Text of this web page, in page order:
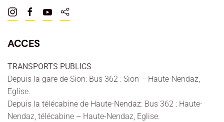
ACCES
TRANSPORTS PUBLICS
Depuis la gare de Sion: Bus 362 : Sion – Haute-Nendaz,
Eglise.
Depuis la télécabine de Haute-Nendaz: Bus 362 : Haute-
Nendaz, télécabine – Haute-Nendaz, Eglise.